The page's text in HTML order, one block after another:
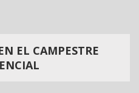
EL CAMPESTRE